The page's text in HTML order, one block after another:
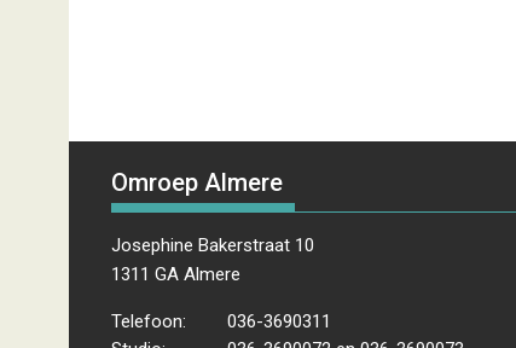
Omroep Almere
Josephine Bakerstraat 10
1311 GA Almere
Telefoon:
036-3690311